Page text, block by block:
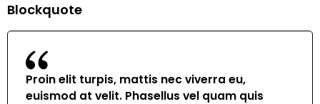
Blockquote
Proin elit turpis, mattis nec viverra eu,
euismod at velit. Phasellus vel quam quis